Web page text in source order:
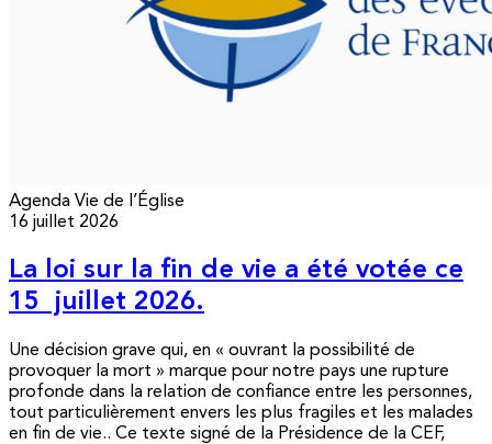
Agenda Vie de l’Église
16 juillet 2026
La loi sur la fin de vie a été votée ce
15 juillet 2026.
Une décision grave qui, en « ouvrant la possibilité de
provoquer la mort » marque pour notre pays une rupture
profonde dans la relation de confiance entre les personnes,
tout particulièrement envers les plus fragiles et les malades
en fin de vie.. Ce texte signé de la Présidence de la CEF,